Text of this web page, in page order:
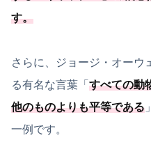
す。
さらに、ジョージ・オーウ
る有名な言葉「 すべての動
他のものよりも平等である
一例です。